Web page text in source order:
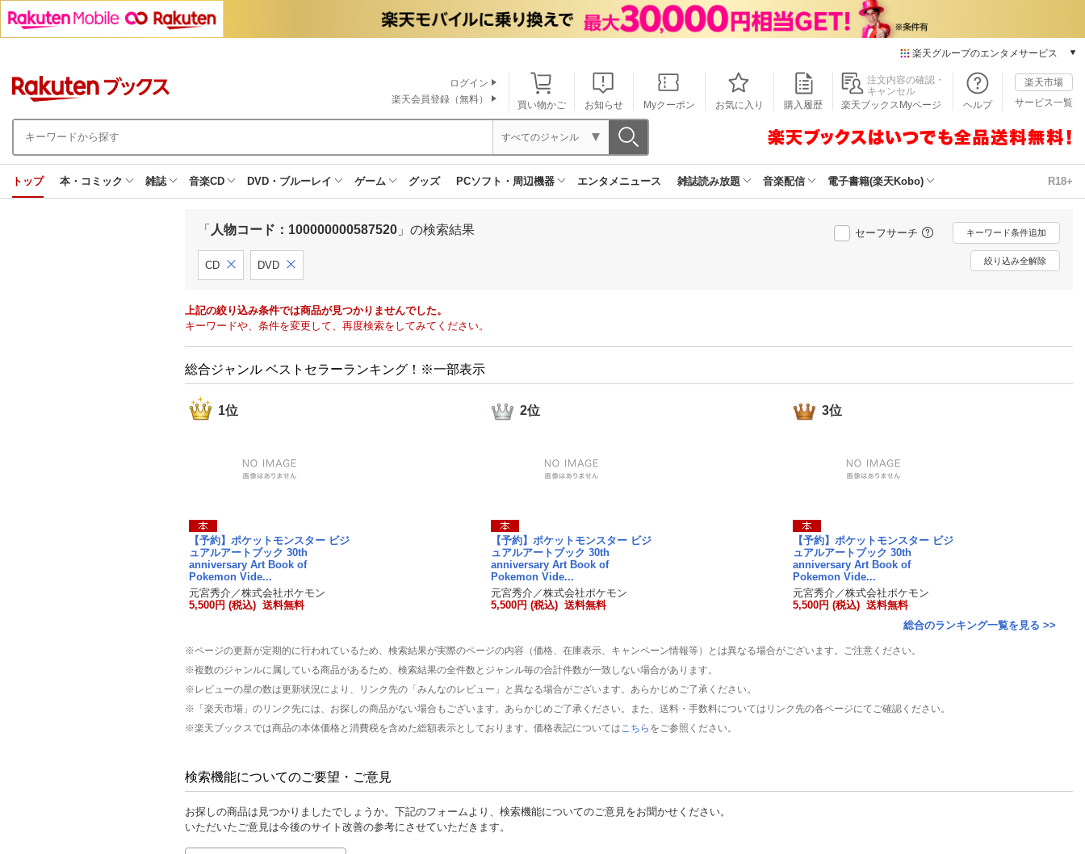
楽天グループのエンタメサービス
本/ゲーム/CD/DVD
楽天ブックス
楽天Kobo
動画配信
楽天TV
動画配信ガイド
チケット
エンタメニュース
買い物かご お知らせ Myクーポン お気に入り 購入履歴
注文内容の確認・
キャンセル
楽天ブックスMyページ
ヘルプ
楽天市場
サービス一覧
ログイン
楽天会員登録（無料）
すべてのジャンル
トップ 本・コミック 雑誌 音楽CD DVD・ブルーレイ ゲーム グッズ PCソフト・周辺機器 エンタメニュース 雑誌読み放題 音楽配信 電子書籍(楽天Kobo) R18+
「 人物コード：100000000587520 」の検索結果 セーフサーチ キーワード条件追加
CD DVD 絞り込み全解除
上記の絞り込み条件では商品が見つかりませんでした。
キーワードや、条件を変更して、再度検索をしてみてください。
総合ジャンル ベストセラーランキング！※一部表示
1位
【予約】ポケットモンスター ビジ
ュアルアートブック 30th
anniversary Art Book of
Pokemon Vide...
元宮秀介／株式会社ポケモン
5,500円 (税込) 送料無料
2位
【予約】ポケットモンスター ビジ
ュアルアートブック 30th
anniversary Art Book of
Pokemon Vide...
元宮秀介／株式会社ポケモン
5,500円 (税込) 送料無料
3位
【予約】ポケットモンスター ビジ
ュアルアートブック 30th
anniversary Art Book of
Pokemon Vide...
元宮秀介／株式会社ポケモン
5,500円 (税込) 送料無料
総合のランキング一覧を見る >>
※ページの更新が定期的に行われているため、検索結果が実際のページの内容（価格、在庫表示、キャンペーン情報等）とは異なる場合がございます。ご注意ください。
※複数のジャンルに属している商品があるため、検索結果の全件数とジャンル毎の合計件数が一致しない場合があります。
※レビューの星の数は更新状況により、リンク先の「みんなのレビュー」と異なる場合がございます。あらかじめご了承ください。
※「楽天市場」のリンク先には、お探しの商品がない場合もございます。あらかじめご了承ください。また、送料・手数料についてはリンク先の各ページにてご確認ください。
※楽天ブックスでは商品の本体価格と消費税を含めた総額表示としております。価格表記については こちら をご参照ください。
検索機能についてのご要望・ご意見
お探しの商品は見つかりましたでしょうか。下記のフォームより、検索機能についてのご意見をお聞かせください。
いただいたご意見は今後のサイト改善の参考にさせていただきます。